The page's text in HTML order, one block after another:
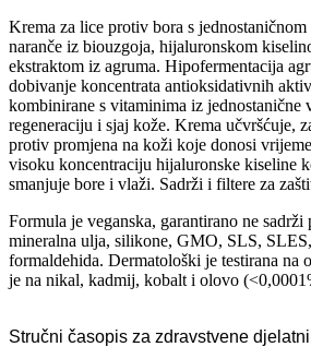
Krema za lice protiv bora s
naranče iz biouzgoja, hijaluronskom
ekstraktom iz agruma. Hipofermentacija
dobivanje koncentrata antioksidativnih
kombinirane s vitaminima iz jednostanične
regeneraciju i sjaj kože. Krema učvršćuje,
protiv promjena na koži koje donosi
visoku koncentraciju hijaluronske kiseline
smanjuje bore i vlaži. Sadrži i filtere za
Formula je veganska, garantirano ne sadrži
mineralna ulja, silikone, GMO, SLS,
formaldehida. Dermatološki je testirana na
je na nikal, kadmij, kobalt i olovo
Stručni časopis za zdravstvene